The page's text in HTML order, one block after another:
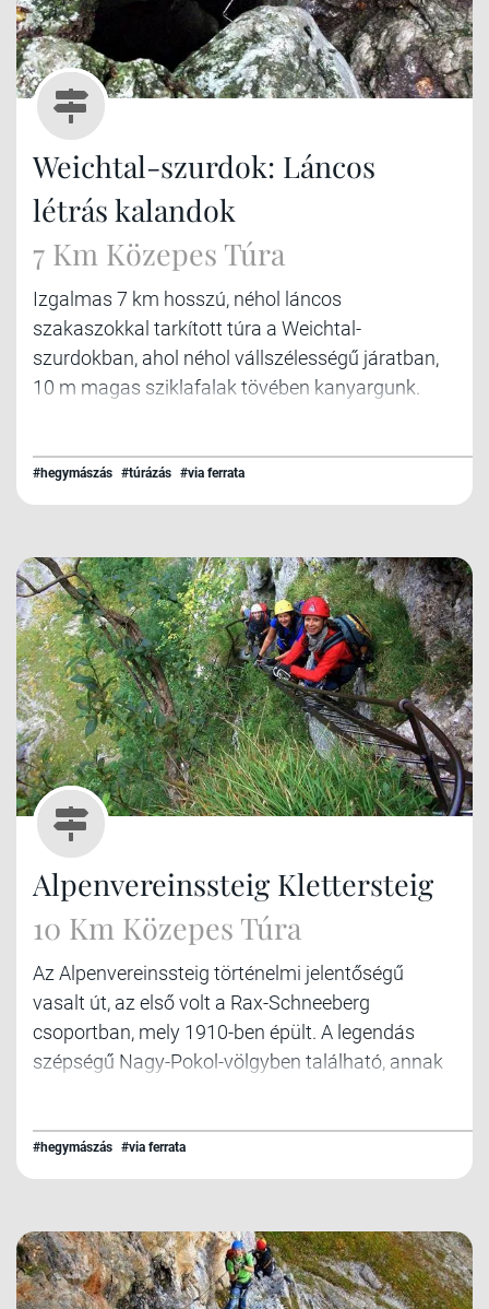
Weichtal-szurdok: Láncos
létrás kalandok
7 Km Közepes Túra
Izgalmas 7 km hosszú, néhol láncos
szakaszokkal tarkított túra a Weichtal-
szurdokban, ahol néhol vállszélességű járatban,
10 m magas sziklafalak tövében kanyargunk.
#hegymászás #túrázás #via ferrata
Alpenvereinssteig Klettersteig
10 Km Közepes Túra
Az Alpenvereinssteig történelmi jelentőségű
vasalt út, az első volt a Rax-Schneeberg
csoportban, mely 1910-ben épült. A legendás
szépségű Nagy-Pokol-völgyben található, annak
#hegymászás #via ferrata